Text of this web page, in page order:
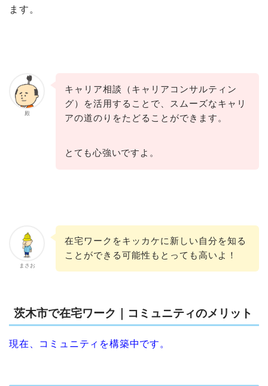
ます。
殿
キャリア相談（キャリアコンサルティン
グ）を活用することで、スムーズなキャリ
アの道のりをたどることができます。
とても心強いですよ。
まさお
在宅ワークをキッカケに新しい自分を知る
ことができる可能性もとっても高いよ！
茨木市で在宅ワーク｜コミュニティのメリット
現在、コミュニティを構築中です。